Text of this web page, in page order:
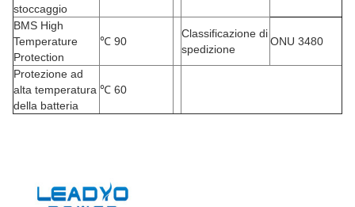
stoccaggio
BMS High
Temperature
Protection
℃ 90
Classificazione di
spedizione
ONU 3480
Protezione ad
alta temperatura
della batteria
℃ 60